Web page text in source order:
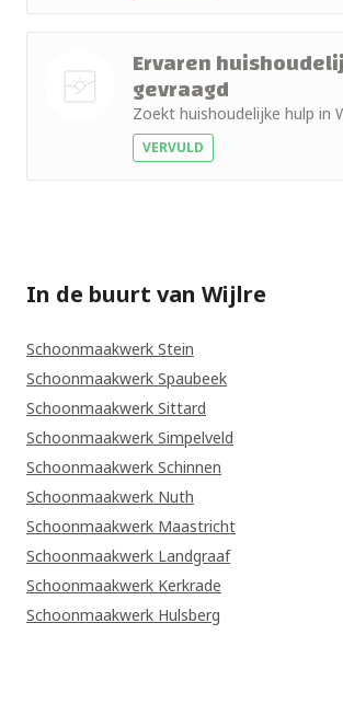
foto
Ervaren
gevraagd
Zoekt huishoudelijke hulp in
VERVULD
In de buurt van Wijlre
Schoonmaakwerk Stein
Schoonmaakwerk Spaubeek
Schoonmaakwerk Sittard
Schoonmaakwerk Simpelveld
Schoonmaakwerk Schinnen
Schoonmaakwerk Nuth
Schoonmaakwerk Maastricht
Schoonmaakwerk Landgraaf
Schoonmaakwerk Kerkrade
Schoonmaakwerk Hulsberg